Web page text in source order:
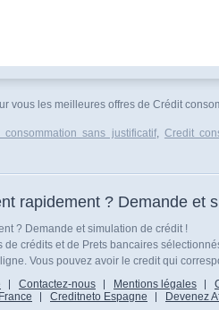
vous les meilleures offres de Crédit
sans justificatif, Credit
rapidement ? Demande et
? Demande et simulation de crédit !
crédits et de Prets bancaires
Vous pouvez avoir le credit qui
Contactez-nous Mentions légales
Creditneto Espagne Devenez